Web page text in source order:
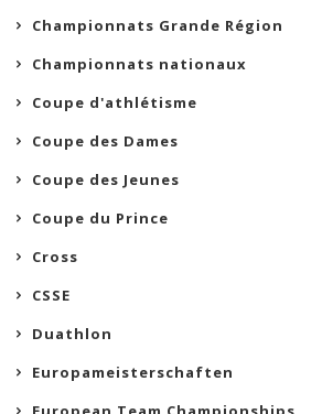
Championnats Grande Région
Championnats nationaux
Coupe d'athlétisme
Coupe des Dames
Coupe des Jeunes
Coupe du Prince
Cross
CSSE
Duathlon
Europameisterschaften